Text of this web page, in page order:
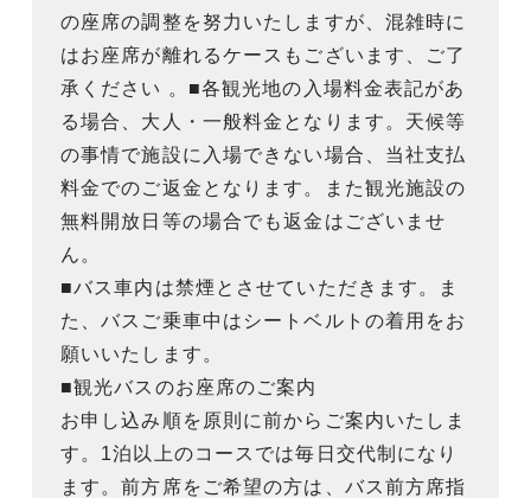
の座席の調整を努力いたしますが、混雑時に
はお座席が離れるケースもございます、ご了
承ください 。■各観光地の入場料金表記があ
る場合、大人・一般料金となります。天候等
の事情で施設に入場できない場合、当社支払
料金でのご返金となります。また観光施設の
無料開放日等の場合でも返金はございませ
ん。
■バス車内は禁煙とさせていただきます。ま
た、バスご乗車中はシートベルトの着用をお
願いいたします。
■観光バスのお座席のご案内
お申し込み順を原則に前からご案内いたしま
す。1泊以上のコースでは毎日交代制になり
ます。前方席をご希望の方は、バス前方席指